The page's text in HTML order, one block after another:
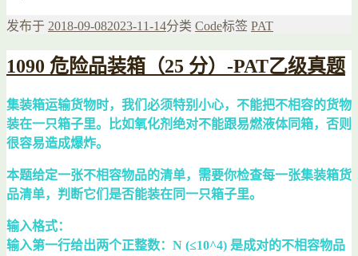
发布于 2018-09-082023-11-14分类 Code标签 PAT
1090 危险品装箱（25 分）-PAT乙级真题
集装箱运输货物时，我们必须特别小心，不能把不相容的货物
装在一只箱子里。比如氧化剂绝对不能跟易燃液体同箱，否则
很容易造成爆炸。
本题给定一张不相容物品的清单，需要你检查每一张集装箱货
品清单，判断它们是否能装在同一只箱子里。
输入格式：
输入第一行给出两个正整数：N (≤10^4) 是成对的不相容物品